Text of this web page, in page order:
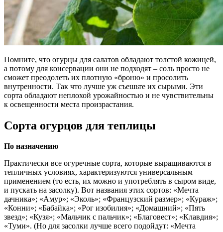
Помните, что огурцы для салатов обладают толстой кожицей,
а потому для консервации они не подходят – соль просто не
сможет преодолеть их плотную «броню» и просолить
внутренности. Так что лучше уж съешьте их сырыми. Эти
сорта обладают неплохой урожайностью и не чувствительны
к освещенности места произрастания.
Сорта огурцов для теплицы
По назначению
Практически все огуречные сорта, которые выращиваются в
тепличных условиях, характеризуются универсальным
применением (то есть, их можно и употреблять в сыром виде,
и пускать на засолку). Вот названия этих сортов: «Мечта
дачника»; «Амур»; «Эколь»; «Французский размер»; «Кураж»;
«Конни»; «Бабайка»; «Рог изобилия»; «Домашний»; «Пять
звезд»; «Кузя»; «Мальчик с пальчик»; «Благовест»; «Клавдия»;
«Туми». (Но для засолки лучше всего подойдут: «Мечта